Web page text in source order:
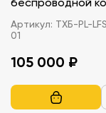
Артикул: ТХБ-PL-
01
105 000 ₽